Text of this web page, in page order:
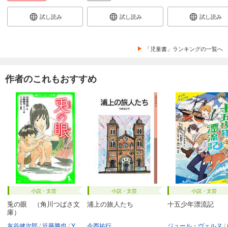
試し読み 試し読み 試し読み
「児童書」ランキングの一覧へ
作者のこれもおすすめ
小説・文芸
兎の眼 （角川つばさ文
庫）
灰谷健次郎 近藤勝也 YuMe
小説・文芸
浦上の旅人たち
今西祐行
小説・文芸
十五少年漂流記
ジュール・ヴェルヌ